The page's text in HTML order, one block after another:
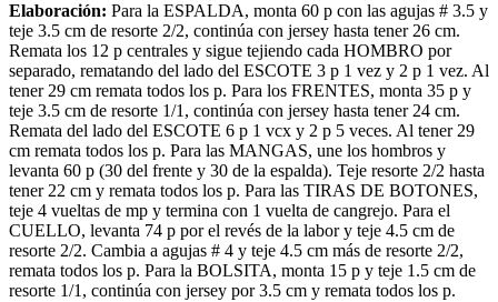
Elaboración: Para la ESPALDA, monta 60 p con las agujas # 3.5 y
teje 3.5 cm de resorte 2/2, continúa con jersey hasta tener 26 cm.
Remata los 12 p centrales y sigue tejiendo cada HOMBRO por
separado, rematando del lado del ESCOTE 3 p 1 vez y 2 p 1 vez. Al
tener 29 cm remata todos los p. Para los FRENTES, monta 35 p y
teje 3.5 cm de resorte 1/1, continúa con jersey hasta tener 24 cm.
Remata del lado del ESCOTE 6 p 1 vcx y 2 p 5 veces. Al tener 29
cm remata todos los p. Para las MANGAS, une los hombros y
levanta 60 p (30 del frente y 30 de la espalda). Teje resorte 2/2 hasta
tener 22 cm y remata todos los p. Para las TIRAS DE BOTONES,
teje 4 vueltas de mp y termina con 1 vuelta de cangrejo. Para el
CUELLO, levanta 74 p por el revés de la labor y teje 4.5 cm de
resorte 2/2. Cambia a agujas # 4 y teje 4.5 cm más de resorte 2/2,
remata todos los p. Para la BOLSITA, monta 15 p y teje 1.5 cm de
resorte 1/1, continúa con jersey por 3.5 cm y remata todos los p.